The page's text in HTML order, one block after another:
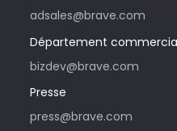
adsales@brave.com
Département
bizdev@brave.com
Presse
press@brave.com